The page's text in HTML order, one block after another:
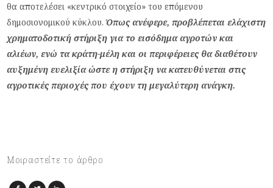
θα αποτελέσει «κεντρικό στοιχείο» του επόμενου
δημοσιονομικού κύκλου. Όπως ανέφερε, προβλέπεται ελάχιστη
χρηματοδοτική στήριξη για το εισόδημα αγροτών και
αλιέων, ενώ τα κράτη-μέλη και οι περιφέρειες θα διαθέτουν
αυξημένη ευελιξία ώστε η στήριξη να κατευθύνεται στις
αγροτικές περιοχές που έχουν τη μεγαλύτερη ανάγκη.
Μοιραστείτε το άρθρο